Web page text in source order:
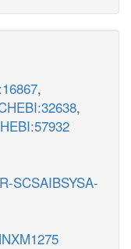
,
,
SCSAIBSYSA-